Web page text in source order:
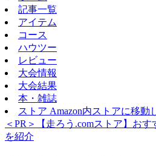
記事一覧
アイテム
コース
ハウツー
レビュー
大会情報
大会結果
本・雑誌
ストア Amazon内ストアに移動
＜PR＞【走ろう.comストア】お
を紹介